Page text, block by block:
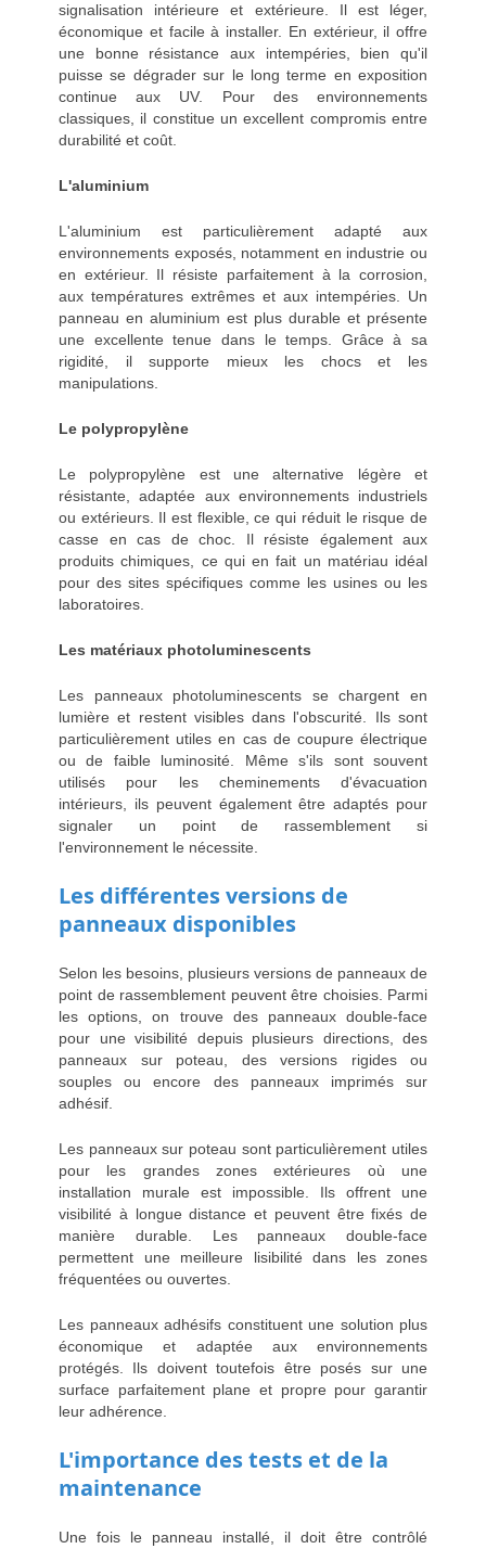
signalisation intérieure et extérieure. Il est léger,
économique et facile à installer. En extérieur, il offre
une bonne résistance aux intempéries, bien qu'il
puisse se dégrader sur le long terme en exposition
continue aux UV. Pour des environnements
classiques, il constitue un excellent compromis entre
durabilité et coût.
L'aluminium
L'aluminium est particulièrement adapté aux
environnements exposés, notamment en industrie ou
en extérieur. Il résiste parfaitement à la corrosion,
aux températures extrêmes et aux intempéries. Un
panneau en aluminium est plus durable et présente
une excellente tenue dans le temps. Grâce à sa
rigidité, il supporte mieux les chocs et les
manipulations.
Le polypropylène
Le polypropylène est une alternative légère et
résistante, adaptée aux environnements industriels
ou extérieurs. Il est flexible, ce qui réduit le risque de
casse en cas de choc. Il résiste également aux
produits chimiques, ce qui en fait un matériau idéal
pour des sites spécifiques comme les usines ou les
laboratoires.
Les matériaux photoluminescents
Les panneaux photoluminescents se chargent en
lumière et restent visibles dans l'obscurité. Ils sont
particulièrement utiles en cas de coupure électrique
ou de faible luminosité. Même s'ils sont souvent
utilisés pour les cheminements d'évacuation
intérieurs, ils peuvent également être adaptés pour
signaler un point de rassemblement si
l'environnement le nécessite.
Les différentes versions de
panneaux disponibles
Selon les besoins, plusieurs versions de panneaux de
point de rassemblement peuvent être choisies. Parmi
les options, on trouve des panneaux double-face
pour une visibilité depuis plusieurs directions, des
panneaux sur poteau, des versions rigides ou
souples ou encore des panneaux imprimés sur
adhésif.
Les panneaux sur poteau sont particulièrement utiles
pour les grandes zones extérieures où une
installation murale est impossible. Ils offrent une
visibilité à longue distance et peuvent être fixés de
manière durable. Les panneaux double-face
permettent une meilleure lisibilité dans les zones
fréquentées ou ouvertes.
Les panneaux adhésifs constituent une solution plus
économique et adaptée aux environnements
protégés. Ils doivent toutefois être posés sur une
surface parfaitement plane et propre pour garantir
leur adhérence.
L'importance des tests et de la
maintenance
Une fois le panneau installé, il doit être contrôlé